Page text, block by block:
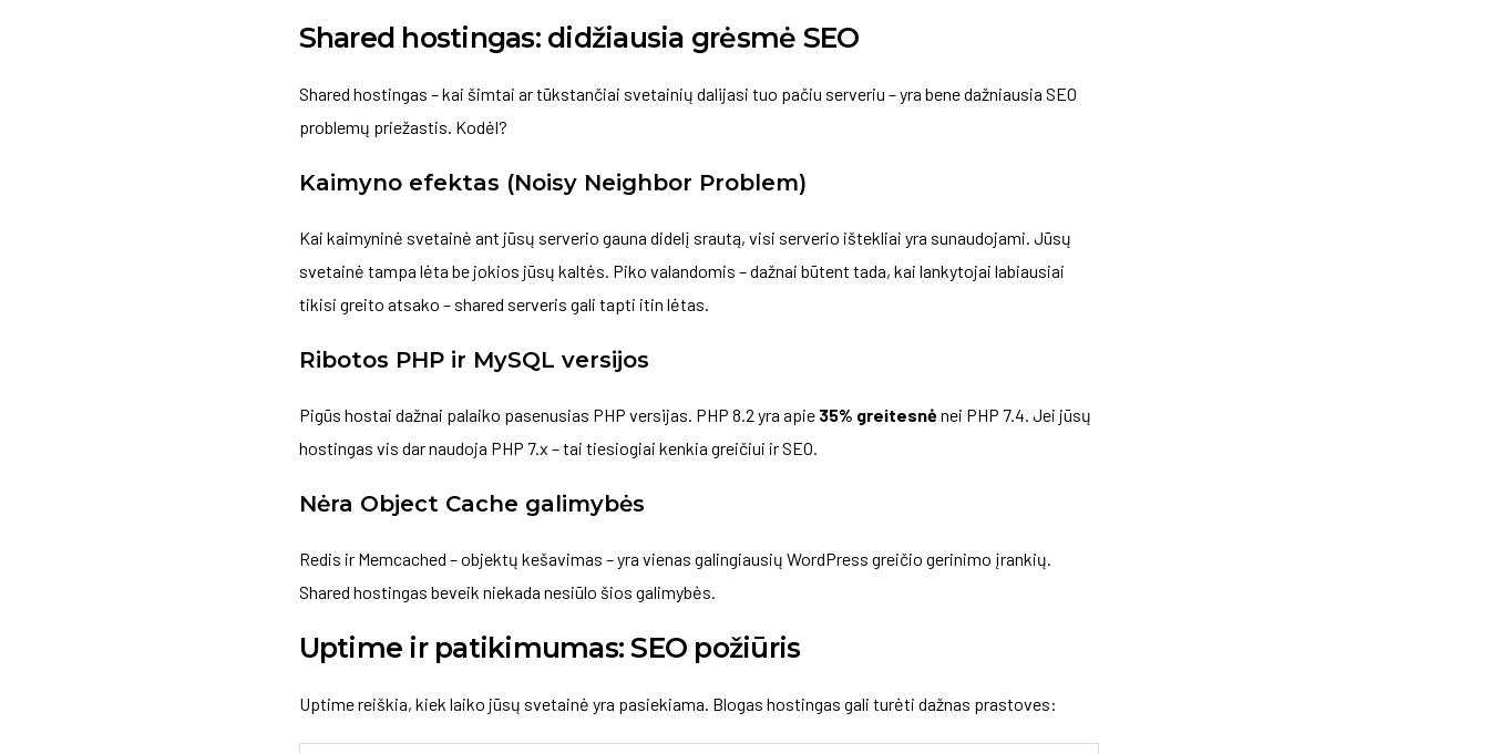
Shared hostingas: didžiausia grėsmė SEO
Shared hostingas – kai šimtai ar tūkstančiai svetainių dalijasi tuo pačiu serveriu – yra bene dažniausia SEO
problemų priežastis. Kodėl?
Kaimyno efektas (Noisy Neighbor Problem)
Kai kaimyninė svetainė ant jūsų serverio gauna didelį srautą, visi serverio ištekliai yra sunaudojami. Jūsų
svetainė tampa lėta be jokios jūsų kaltės. Piko valandomis – dažnai būtent tada, kai lankytojai labiausiai
tikisi greito atsako – shared serveris gali tapti itin lėtas.
Ribotos PHP ir MySQL versijos
Pigūs hostai dažnai palaiko pasenusias PHP versijas. PHP 8.2 yra apie 35% greitesnėnei PHP 7.4. Jei jūsų
hostingas vis dar naudoja PHP 7.x – tai tiesiogiai kenkia greičiui ir SEO.
Nėra Object Cache galimybės
Redis ir Memcached – objektų kešavimas – yra vienas galingiausių WordPress greičio gerinimo įrankių.
Shared hostingas beveik niekada nesiūlo šios galimybės.
Uptime ir patikimumas: SEO požiūris
Uptime reiškia, kiek laiko jūsų svetainė yra pasiekiama. Blogas hostingas gali turėti dažnas prastoves: